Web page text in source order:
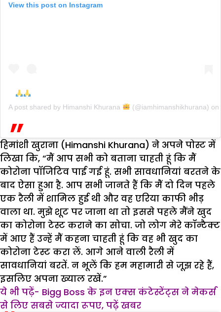
View this post on Instagram
A post shared by Himanshi Khurana (@iamhimanshikhurana) on
हिमांशी खुराना (Himanshi Khurana) ने अपने पोस्ट में
लिखा कि, “मैं आप सभी को बताना चाहती हूं कि मैं
कोरोना पॉजिटिव पाई गई हूं. सभी सावधानियां बरतने के
बाद ऐसा हुआ है. आप सभी जानते हैं कि मैं दो दिन पहले
एक रैली में शामिल हुई थी और वह एरिया काफी भीड़
वाला था. मुझे शूट पर जाना था तो इससे पहले मैंने खुद
का कोरोना टेस्ट कराने का सोचा. जो लोग मेरे कॉन्टैक्ट
में आए हैं उन्हें मैं कहना चाहती हूं कि वह भी खुद का
कोरोना टेस्ट करा लें. आगे आने वाली रैली में
सावधानियां बरतें. न भूलें कि हम महामारी से जूझ रहे हैं,
इसलिए अपना ख्याल रखें.”
ये भी पढ़ें- Bigg Boss के इन एक्स कंटेस्टेंट्स ने मेकर्स
से लिए सबसे ज्यादा रूपए, पढ़ें खबर